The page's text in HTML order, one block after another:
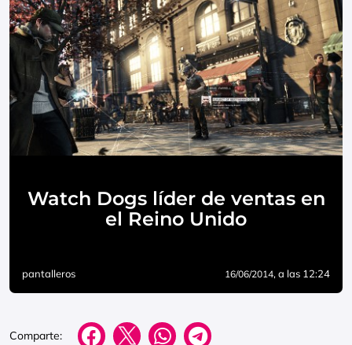
Watch Dogs líder de ventas en
el Reino Unido
pantalleros 16/06/2014, a las 12:24
Comparte: